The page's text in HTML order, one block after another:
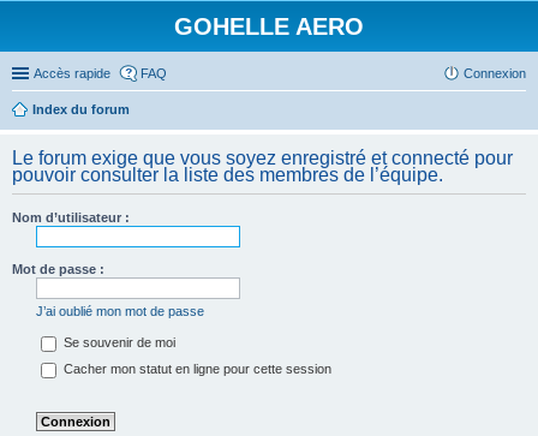
GOHELLE AERO
Accès rapide FAQ Connexion
Index du forum
Le forum exige que vous soyez enregistré et connecté pour
pouvoir consulter la liste des membres de l’équipe.
Nom d’utilisateur :
Mot de passe :
J’ai oublié mon mot de passe
Se souvenir de moi
Cacher mon statut en ligne pour cette session